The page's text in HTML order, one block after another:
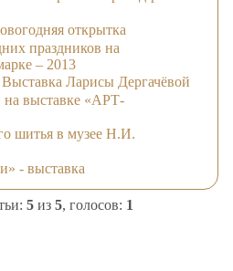
открытка
праздников на
– 2013
Ларисы Дергачёвой
на выставке «АРТ-
шитья в музее Н.И.
- выставка
5 из 5, голосов: 1